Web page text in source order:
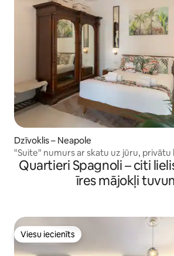
Dzīvoklis – Neapole
"Suite" numurs ar skatu uz jūru,
terasi
Quartieri Spagnoli – citi
īres mājokļi
Viesu iecienīts
Viesu iecienīts